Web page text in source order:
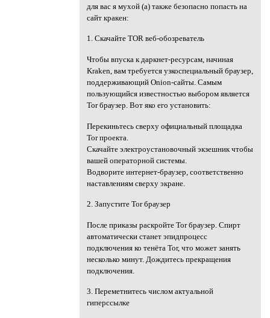
для вас я мухой (а) также безопасно попасть на
сайт кракен:
1. Скачайте TOR веб-обозреватель
Чтобы впуска к даркнет-ресурсам, начиная
Kraken, вам требуется узкоспециальный браузер,
поддерживающий Onion-сайты. Самым
пользующийся известностью выбором является
Tor браузер. Вот яко его установить:
Перекиньтесь сверху oфициальный площадка
Tor проекта.
Скачайте электроустановочный экзешник чтобы
вашей операторной системы.
Водворите интернет-браузер, соответственно
наставлениям сверху экране.
2. Запустите Tor браузер
После приказы раскройте Tor браузер. Спирт
автоматически станет эпидпроцесс
подключения ко тенёта Tor, что может занять
несколько минут. Дождитесь прекращения
подключения.
3. Переметнитесь числом актуальной
гиперссылке